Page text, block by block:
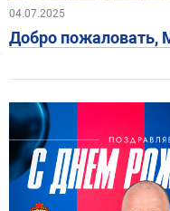
04.07.2025
Добро пожаловать,